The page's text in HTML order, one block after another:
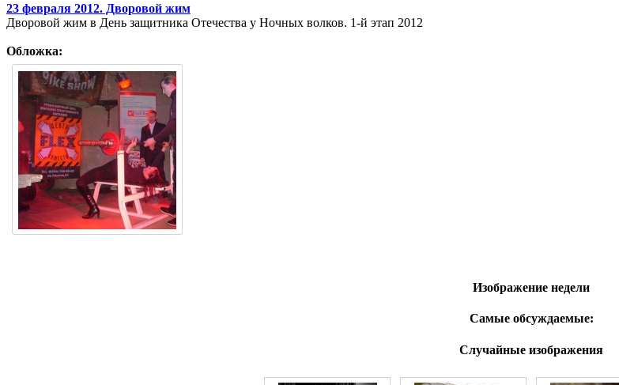
23 февраля 2012. Дворовой жим
Дворовой жим в День защитника Отечества у Ночных волков. 1-й этап 2012
Обложка:
Изображение недели
Самые обсуждаемые:
Случайные изображения